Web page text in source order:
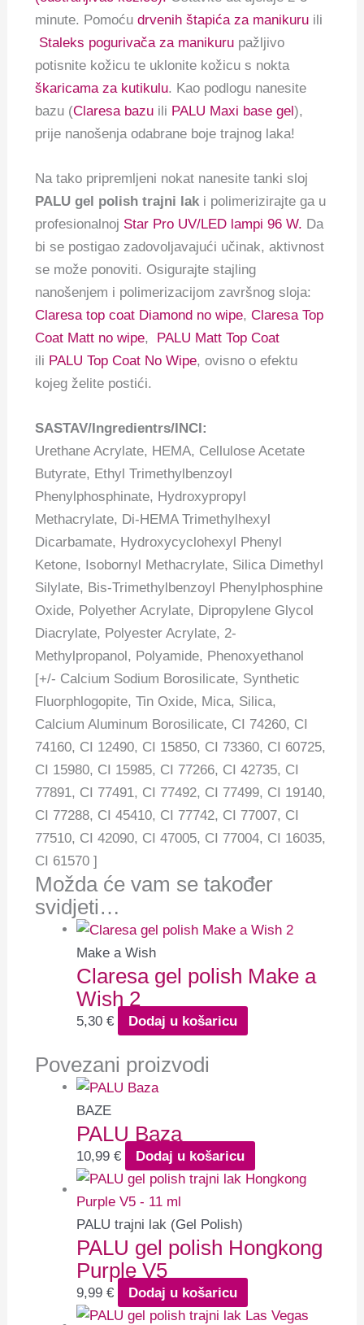
minute. Pomoćudrvenih štapića za manikuru ili
Staleks pogurivača za manikuru pažljivo
potisnite kožicu te uklonite kožicu s nokta
škaricama za kutikulu. Kao podlogu nanesite
bazu (Claresa bazu ili PALU Maxi base gel),
prije nanošenja odabrane boje trajnog laka!
Na tako pripremljeni nokat nanesite tanki sloj
PALU gel polish trajni lak i polimerizirajte ga u
profesionalnoj Star Pro UV/LED lampi 96 W. Da
bi se postigao zadovoljavajući učinak, aktivnost
se može ponoviti. Osigurajte stajling
nanošenjem i polimerizacijom završnog sloja:
Claresa top coat Diamond no wipe,Claresa Top
Coat Matt no wipe, PALU Matt Top Coat
ili PALU Top Coat No Wipe, ovisno o efektu
kojeg želite postići.
SASTAV/Ingredientrs/INCI:
Urethane Acrylate, HEMA, Cellulose Acetate
Butyrate, Ethyl Trimethylbenzoyl
Phenylphosphinate, Hydroxypropyl
Methacrylate, Di-HEMA Trimethylhexyl
Dicarbamate, Hydroxycyclohexyl Phenyl
Ketone, Isobornyl Methacrylate, Silica Dimethyl
Silylate, Bis-Trimethylbenzoyl Phenylphosphine
Oxide, Polyether Acrylate, Dipropylene Glycol
Diacrylate, Polyester Acrylate, 2-
Methylpropanol, Polyamide, Phenoxyethanol
[+/- Calcium Sodium Borosilicate, Synthetic
Fluorphlogopite, Tin Oxide, Mica, Silica,
Calcium Aluminum Borosilicate, CI 74260, CI
74160, CI 12490, CI 15850, CI 73360, CI 60725,
CI 15980, CI 15985, CI 77266, CI 42735, CI
77891, CI 77491, CI 77492, CI 77499, CI 19140,
CI 77288, CI 45410, CI 77742, CI 77007, CI
77510, CI 42090, CI 47005, CI 77004, CI 16035,
CI 61570 ]
Možda će vam se također
svidjeti…
Make a Wish
Claresa gel polish Make a
Wish 2
5,30€ Dodaj u košaricu
Povezani proizvodi
BAZE
PALU Baza
10,99€ Dodaj u košaricu
PALU trajni lak (Gel Polish)
PALU gel polish Hongkong
Purple V5
9,99€ Dodaj u košaricu